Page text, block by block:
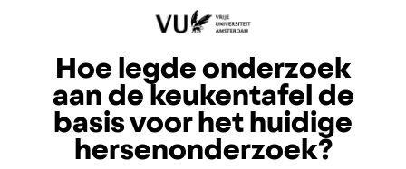
Hoe legde onderzoek
aan de keukentafel de
basis voor het huidige
hersenonderzoek?